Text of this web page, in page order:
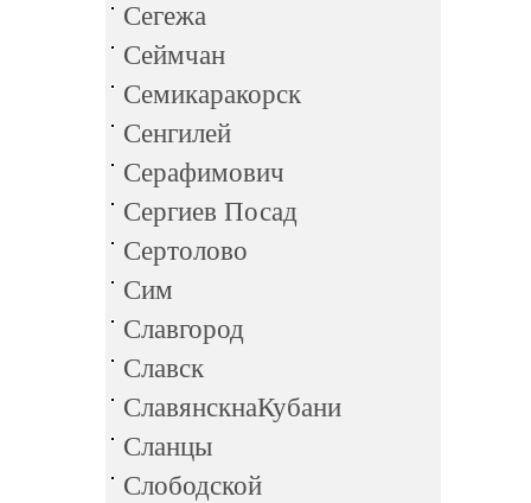
Сегежа
Сеймчан
Семикаракорск
Сенгилей
Серафимович
Сергиев Посад
Сертолово
Сим
Славгород
Славск
СлавянскнаКубани
Сланцы
Слободской